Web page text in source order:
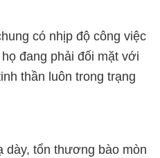
có nhịp độ công việc
đang phải đối mặt với
thần luôn trong trạng
dày, tổn thương bào mòn